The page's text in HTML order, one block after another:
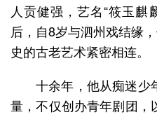
人贡健强，艺名“筱玉麒
后，自8岁与泗州戏结缘
史的古老艺术紧密相连。
十余年，他从痴迷少
量，不仅创办青年剧团，